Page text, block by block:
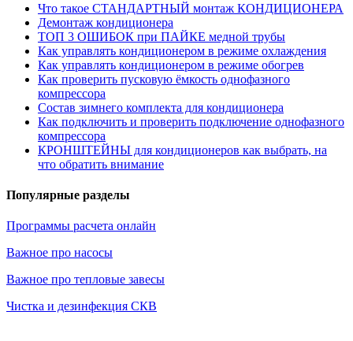
Что такое СТАНДАРТНЫЙ монтаж КОНДИЦИОНЕРА
Демонтаж кондиционера
ТОП 3 ОШИБОК при ПАЙКЕ медной трубы
Как управлять кондиционером в режиме охлаждения
Как управлять кондиционером в режиме обогрев
Как проверить пусковую ёмкость однофазного
компрессора
Состав зимнего комплекта для кондиционера
Как подключить и проверить подключение однофазного
компрессора
КРОНШТЕЙНЫ для кондиционеров как выбрать, на
что обратить внимание
Популярные разделы
Программы расчета онлайн
Важное про насосы
Важное про тепловые завесы
Чистка и дезинфекция СКВ